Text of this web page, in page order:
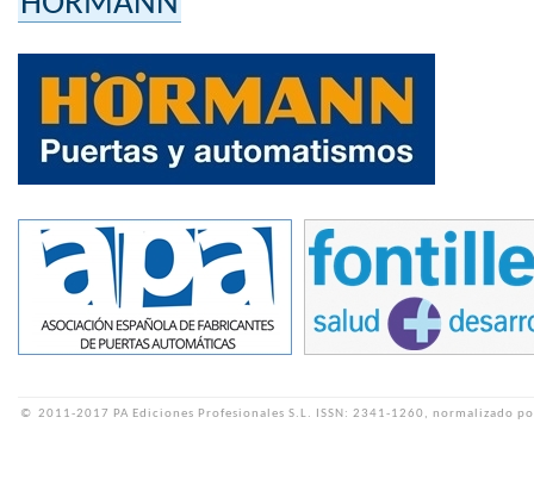
© 2011-2017 PA Ediciones Profesionales S.L. ISSN: 2341-1260, normalizado